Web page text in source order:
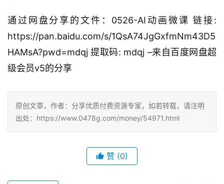
通过网盘分享的文件：0526-AI动画微课 链接:
https://pan.baidu.com/s/1QsA74JgGxfmNm43D5
HAMsA?pwd=mdqj 提取码: mdqj –来自百度网盘超
级会员v5的分享
原创文章，作者：分享优质付费资源专家，如若转载，请注明
出处：https://www.0478g.com/money/54971.html
赞 (0)